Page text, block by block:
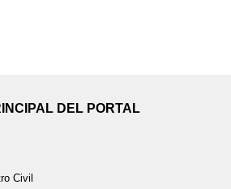
DEL PORTAL
Civil